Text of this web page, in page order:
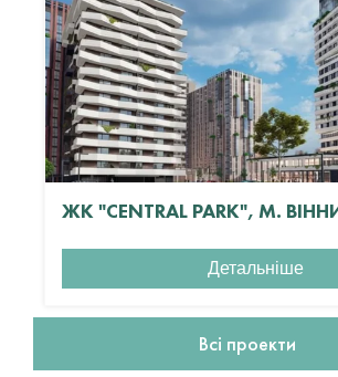
ЖК "CENTRAL PARK", М.
Детальніше
Всі проекти